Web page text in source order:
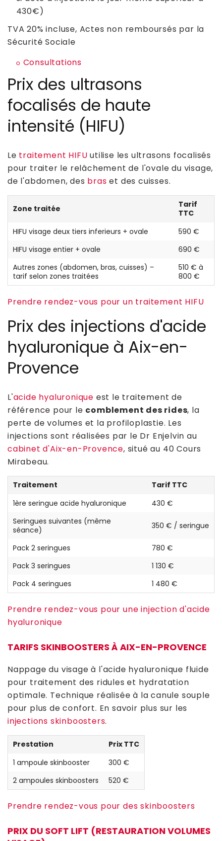
430€)
TVA 20% incluse, Actes non remboursés par la
Sécurité Sociale
Consultations
Prix des ultrasons
focalisés de haute
intensité (HIFU)
Le traitement HIFU utilise les ultrasons focalisés
pour traiter le relâchement de l'ovale du visage,
de l'abdomen, des bras et des cuisses.
Zone traitée
Tarif
TTC
HIFU visage deux tiers inferieurs + ovale
590 €
HIFU visage entier + ovale
690 €
Autres zones (abdomen, bras, cuisses) –
tarif selon zones traitées
510 € à
800 €
Prendre rendez-vous pour un traitement HIFU
Prix des injections d'acide
hyaluronique à Aix-en-
Provence
L'acide hyaluronique est le traitement de
référence pour le comblement des rides, la
perte de volumes et la profiloplastie. Les
injections sont réalisées par le Dr Enjelvin au
cabinet d'Aix-en-Provence, situé au 40 Cours
Mirabeau.
Traitement
Tarif TTC
1ère seringue acide hyaluronique
430 €
Seringues suivantes (même
séance)
350 € / seringue
Pack 2 seringues
780 €
Pack 3 seringues
1 130 €
Pack 4 seringues
1 480 €
Prendre rendez-vous pour une injection d'acide
hyaluronique
TARIFS SKINBOOSTERS À AIX-EN-PROVENCE
Nappage du visage à l'acide hyaluronique fluide
pour traitement des ridules et hydratation
optimale. Technique réalisée à la canule souple
pour plus de confort. En savoir plus sur les
injections skinboosters.
Prestation
Prix TTC
1 ampoule skinbooster
300 €
2 ampoules skinboosters
520 €
Prendre rendez-vous pour des skinboosters
PRIX DU SOFT LIFT (RESTAURATION VOLUMES